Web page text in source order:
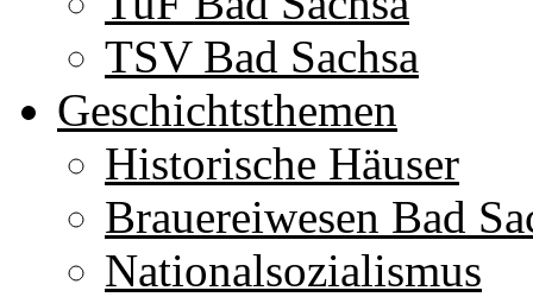
TSV Bad Sachsa
Geschichtsthemen
Historische Häuser
Brauereiwesen Bad
Nationalsozialismus